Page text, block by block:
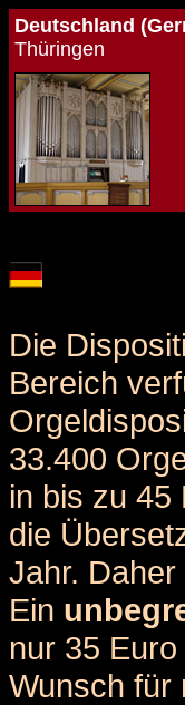
Deutschland
Thüringen
Die
Bereich
33.400
in bis zu 45
die
Jahr.
Ein
nur 35
Wunsch für